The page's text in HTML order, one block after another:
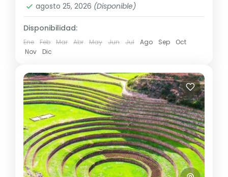
agosto 25, 2026 (Disponible)
Disponibilidad:
Ene Feb Mar Abr May Jun Jul Ago Sep
Oct
Nov
Dic